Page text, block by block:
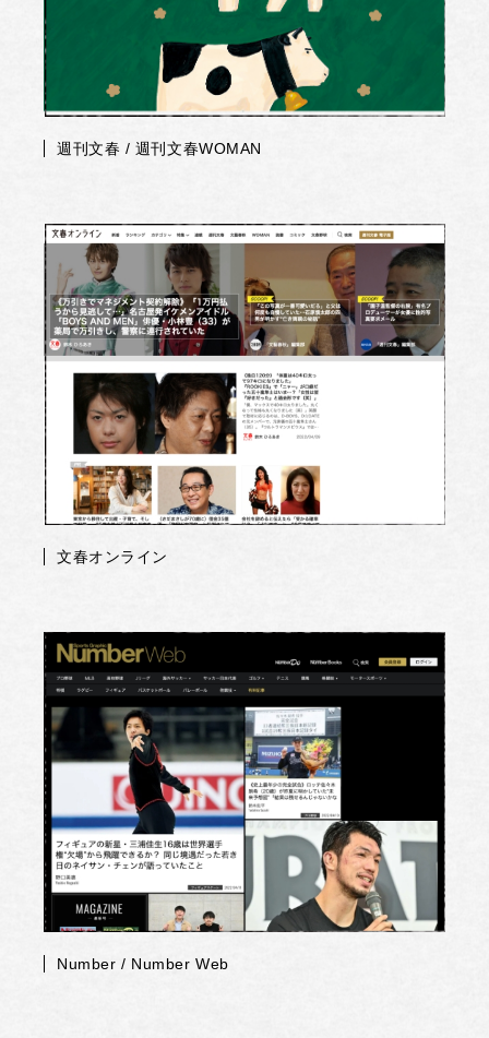
週刊文春 / 週刊文春WOMAN
文春オンライン
Number / Number Web